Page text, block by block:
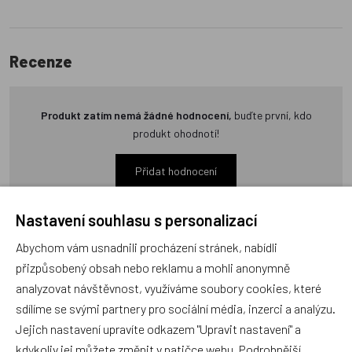
Recenze
Produkt zatím nemá žádné hodnocení, buďte první, kdo
produkt ohodnotí!
Přidat hodnocení
Zboží se stejným motivem
Kapsář za postel Psí bouda
Zástěrka Pes modrý velká
Nastavení souhlasu s personalizací
Abychom vám usnadnili procházení stránek, nabídli
přizpůsobený obsah nebo reklamu a mohli anonymně
analyzovat návštěvnost, využíváme soubory cookies, které
sdílíme se svými partnery pro sociální média, inzerci a analýzu.
Jejich nastavení upravíte odkazem "Upravit nastavení" a
kdykoliv jej můžete změnit v patičce webu. Podrobnější